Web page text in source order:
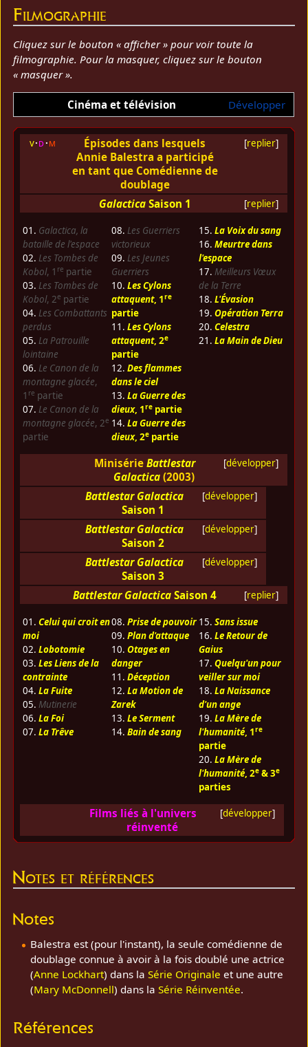
Filmographie
Cliquez sur le bouton « afficher » pour voir toute la
filmographie. Pour la masquer, cliquez sur le bouton
« masquer ».
Développer
Cinéma et télévision
[replier]
v d m
Épisodes dans lesquels
Annie Balestra a participé
en tant que Comédienne de
doublage
[replier]
Galactica Saison 1
01. Galactica, la
bataille de l'espace
02. Les Tombes de
Kobol, 1 re partie
03. Les Tombes de
Kobol, 2e partie
04. Les Combattants
perdus
05. La Patrouille
lointaine
06. Le Canon de la
montagne glacée,
1 re partie
07. Le Canon de la
montagne glacée, 2e
partie
08. Les Guerriers
victorieux
09. Les Jeunes
Guerriers
10. Les Cylons
attaquent, 1re
partie
11. Les Cylons
attaquent, 2e
partie
12. Des flammes
dans le ciel
13. La Guerre des
dieux, 1repartie
14. La Guerre des
dieux, 2epartie
15. La Voix du sang
16. Meurtre dans
l'espace
17. Meilleurs Vœux
de la Terre
18. L'Évasion
19. Opération Terra
20. Celestra
21. La Main de Dieu
[développer]
MinisérieBattlestar
Galactica(2003)
[développer]
Battlestar Galactica
Saison 1
[développer]
Battlestar Galactica
Saison 2
[développer]
Battlestar Galactica
Saison 3
[replier]
Battlestar Galactica Saison 4
01. Celui qui croit en
moi
02. Lobotomie
03. Les Liens de la
contrainte
04. La Fuite
05. Mutinerie
06. La Foi
07. La Trêve
08. Prise de pouvoir
09. Plan d'attaque
10. Otages en
danger
11. Déception
12. La Motion de
Zarek
13. Le Serment
14. Bain de sang
15. Sans issue
16. Le Retour de
Gaius
17. Quelqu'un pour
veiller sur moi
18. La Naissance
d'un ange
19. La Mère de
l'humanité, 1re
partie
20. La Mère de
l'humanité, 2e& 3e
parties
[développer]
Films liés à l'univers
réinventé
Notes et références
Notes
Balestra est (pour l'instant), la seule comédienne de
doublage connue à avoir à la fois doublé une actrice
(Anne Lockhart) dans la Série Originale et une autre
(Mary McDonnell) dans la Série Réinventée.
Références